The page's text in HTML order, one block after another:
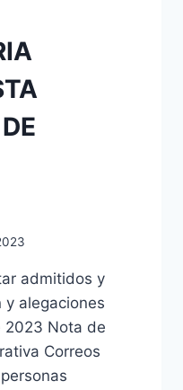
admitidos y
y alegaciones
2023 Nota de
Correos